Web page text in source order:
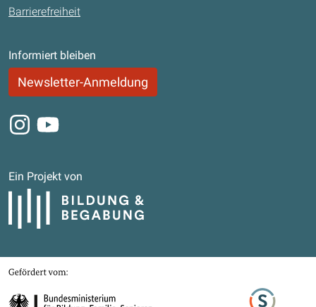
Barrierefreiheit
Informiert bleiben
Newsletter-Anmeldung
Instagram
Youtube
Ein Projekt von
Bildung und Begabung
Gefördert von
Bundesministerium für Bildung, Familie, Senioren, Frauen und Jugend
Stifterverband